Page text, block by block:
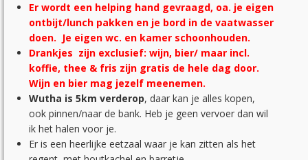
Er wordt een helping hand gevraagd, oa. je eigen
ontbijt/lunch pakken en je bord in de vaatwasser
doen. Je eigen wc. en kamer schoonhouden.
Drankjes zijn exclusief: wijn, bier/ maar incl.
koffie, thee & fris zijn gratis de hele dag door.
Wijn en bier mag jezelf meenemen.
Wutha is 5km verderop, daar kan je alles kopen,
ook pinnen/naar de bank. Heb je geen vervoer dan wil
ik het halen voor je.
Er is een heerlijke eetzaal waar je kan zitten als het